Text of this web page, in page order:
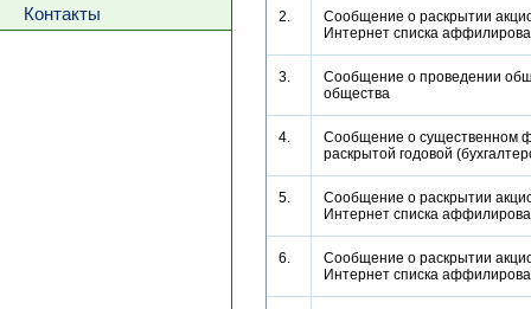
Контакты 2.
Сообщение о раскрытии
Интернет списка
3.
Сообщение о проведении
общества
4.
Сообщение о существенном
раскрытой годовой
5.
Сообщение о раскрытии
Интернет списка
6.
Сообщение о раскрытии
Интернет списка